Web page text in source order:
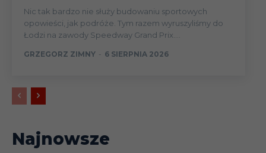
Nic tak bardzo nie służy budowaniu sportowych
opowieści, jak podróże. Tym razem wyruszyliśmy do
Łodzi na zawody Speedway Grand Prix....
GRZEGORZ ZIMNY - 6 SIERPNIA 2026
Najnowsze